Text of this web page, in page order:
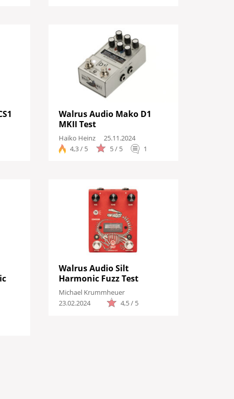
Walrus Audio Mako D1
MKII Test
Haiko Heinz
25.11.2024
4,3 / 5
5 / 5 1
Walrus Audio Silt
Harmonic Fuzz Test
Michael Krummheuer
23.02.2024
4,5 / 5